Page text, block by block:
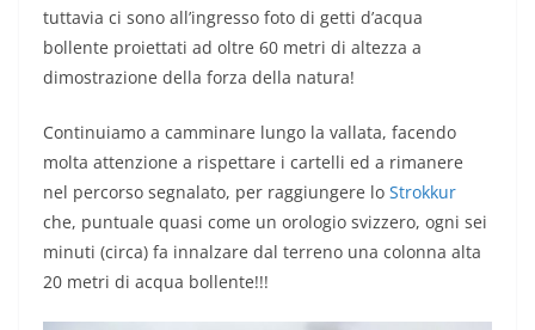
tuttavia ci sono all’ingresso foto di getti d’acqua
bollente proiettati ad oltre 60 metri di altezza a
dimostrazione della forza della natura!
Continuiamo a camminare lungo la vallata, facendo
molta attenzione a rispettare i cartelli ed a rimanere
nel percorso segnalato, per raggiungere lo Strokkur
che, puntuale quasi come un orologio svizzero, ogni sei
minuti (circa) fa innalzare dal terreno una colonna alta
20 metri di acqua bollente!!!